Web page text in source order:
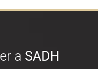
a SADH